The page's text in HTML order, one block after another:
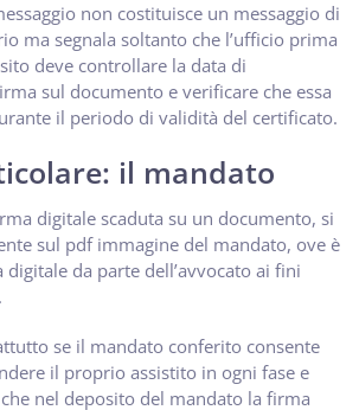
non costituisce un messaggio di
ma segnala soltanto che l’ufficio prima
deve controllare la data di
sul documento e verificare che essa
il periodo di validità del certificato.
il mandato
digitale scaduta su un documento, si
sul pdf immagine del mandato, ove è
da parte dell’avvocato ai fini
se il mandato conferito consente
il proprio assistito in ogni fase e
nel deposito del mandato la firma